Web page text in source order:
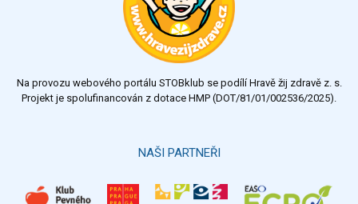
Na provozu webového portálu STOBklub se podílí Hravě žij zdravě z. s.
Projekt je spolufinancován z dotace HMP (DOT/81/01/002536/2025).
NAŠI PARTNEŘI